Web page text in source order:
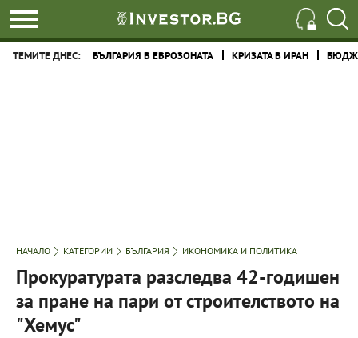
ТЕМИТЕ ДНЕС: БЪЛГАРИЯ В ЕВРОЗОНАТА КРИЗАТА В ИРАН
НАЧАЛО КАТЕГОРИИ БЪЛГАРИЯ ИКОНОМИКА И ПОЛИТИКА
Прокуратурата разследва 42-годишен
за пране на пари от строителството на
"Хемус"